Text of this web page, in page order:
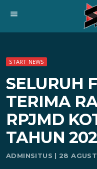
menu
START NEWS
SELURUH
TERIMA
RPJMD
TAHUN
ADMINSITUS | 28